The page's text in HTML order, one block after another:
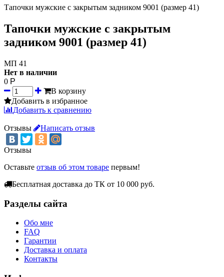
Тапочки мужские с закрытым задником 9001 (размер 41)
Тапочки мужские с закрытым
задником 9001 (размер 41)
МП 41
Нет в наличии
0 Р
В корзину
Добавить в избранное
Добавить к сравнению
Отзывы Написать отзыв
Отзывы
Оставьте отзыв об этом товаре первым!
Бесплатная доставка до ТК от 10 000 руб.
Разделы сайта
Обо мне
FAQ
Гарантии
Доставка и оплата
Контакты